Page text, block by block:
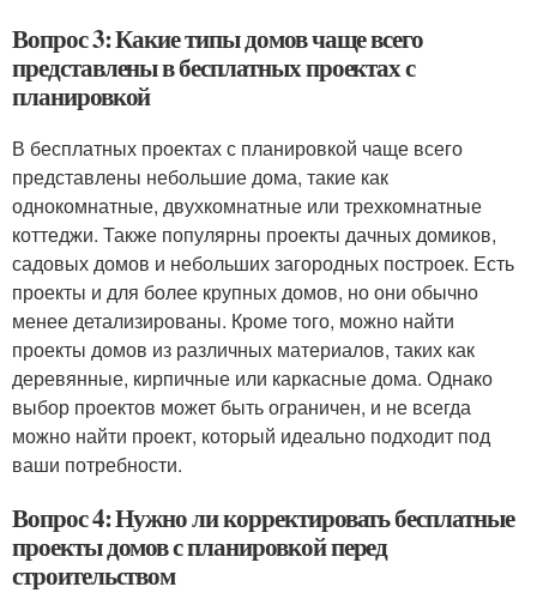
Вопрос 3: Какие типы домов чаще всего
представлены в бесплатных проектах с
планировкой
В бесплатных проектах с планировкой чаще всего
представлены небольшие дома, такие как
однокомнатные, двухкомнатные или трехкомнатные
коттеджи. Также популярны проекты дачных домиков,
садовых домов и небольших загородных построек. Есть
проекты и для более крупных домов, но они обычно
менее детализированы. Кроме того, можно найти
проекты домов из различных материалов, таких как
деревянные, кирпичные или каркасные дома. Однако
выбор проектов может быть ограничен, и не всегда
можно найти проект, который идеально подходит под
ваши потребности.
Вопрос 4: Нужно ли корректировать бесплатные
проекты домов с планировкой перед
строительством